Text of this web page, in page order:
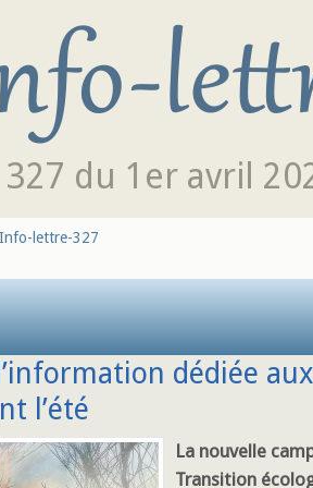
327 du 1er avril
Info-lettre-327
dédiée
l’été
La nouvelle
Transition